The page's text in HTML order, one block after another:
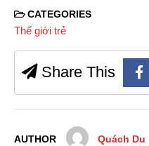
CATEGORIES
Thế giới trẻ
Share This
AUTHOR Quách Du